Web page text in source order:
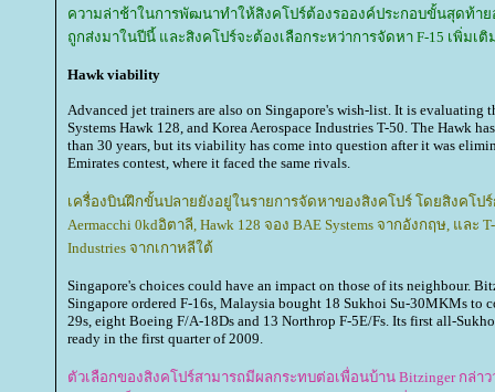
ความล่าช้าในการพัฒนาทำให้สิงคโปร์ต้องรอองค์ประกอบขั้นสุดท้า
ถูกส่งมาในปีนี้ และสิงคโปร์จะต้องเลือกระหว่าการจัดหา F-15 เพิ่มเ
Hawk viability
Advanced jet trainers are also on Singapore's wish-list. It is evaluating
Systems Hawk 128, and Korea Aerospace Industries T-50. The Hawk
than 30 years, but its viability has come into question after it was
Emirates contest, where it faced the same rivals.
เครื่องบินฝึกขั้นปลายยังอยู่ในรายการจัดหาของสิงคโปร์ โดยสิงคโปร์
Aermacchi 0kdอิตาลี, Hawk 128 จอง BAE Systems จากอังกฤษ, และ
Industries จากเกาหลีใต้
Singapore's choices could have an impact on those of its neighbour.
Singapore ordered F-16s, Malaysia bought 18 Sukhoi Su-30MKMs to
29s, eight Boeing F/A-18Ds and 13 Northrop F-5E/Fs. Its first all-
ready in the first quarter of 2009.
ตัวเลือกของสิงคโปร์สามารถมีผลกระทบต่อเพื่อนบ้าน Bitzinger กล่า